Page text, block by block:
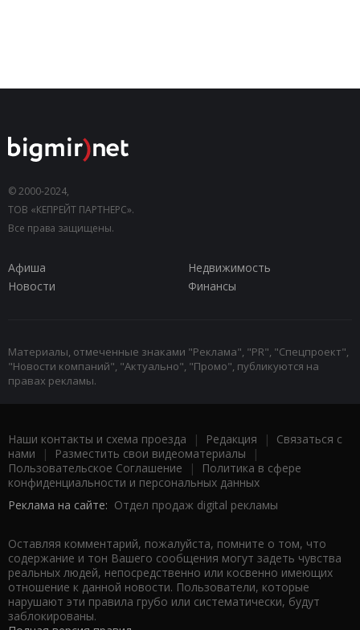
© 2000-2024,
ТОВ «КЕПРЕЙТ ПАРТНЕРС».
Все права защищены.
Афиша
Недвижимость
Новости
Финансы
Материалы, отмеченные знаками "Реклама", "PR", "Спецпроект",
"Новости компаний", "Актуально", "Промо", публикуются на
правах рекламы.
Наши контакты и схема проезда | Редакция | Связаться с
нами | Разместить свои видеоматериалы |
Пользовательское Соглашение |
Политика в сфере
конфиденциальности и персональных данных
Реклама на сайте: Отдел продаж digital рекламы
Оставляя комментарий, пожалуйста, помните о том, что
содержание и тон Вашего сообщения могут задеть чувства
реальных людей, непосредственно или косвенно имеющих
отношение к данной новости. Пользователи, которые
нарушают эти правила грубо или систематически, будут
заблокированы.